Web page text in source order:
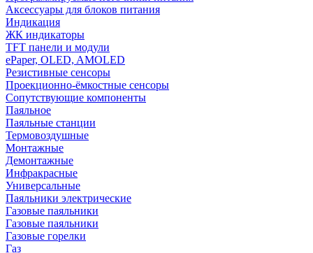
Аксессуары для блоков питания
Индикация
ЖК индикаторы
TFT панели и модули
ePaper, OLED, AMOLED
Резистивные сенсоры
Проекционно-ёмкостные сенсоры
Сопутствующие компоненты
Паяльное
Паяльные станции
Термовоздушные
Монтажные
Демонтажные
Инфракрасные
Универсальные
Паяльники электрические
Газовые паяльники
Газовые паяльники
Газовые горелки
Газ